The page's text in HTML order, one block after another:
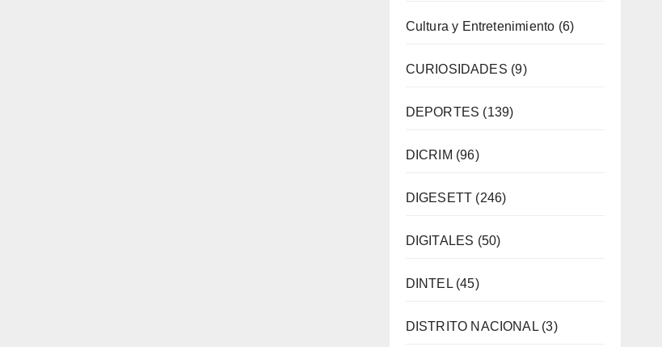
Cultura y Entretenimiento (6)
CURIOSIDADES (9)
DEPORTES (139)
DICRIM (96)
DIGESETT (246)
DIGITALES (50)
DINTEL(45)
DISTRITO NACIONAL(3)